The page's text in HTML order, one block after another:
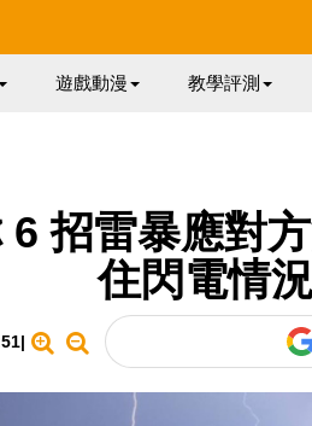
遊戲動漫 教學評測
6 招雷暴應對
住閃電情
|